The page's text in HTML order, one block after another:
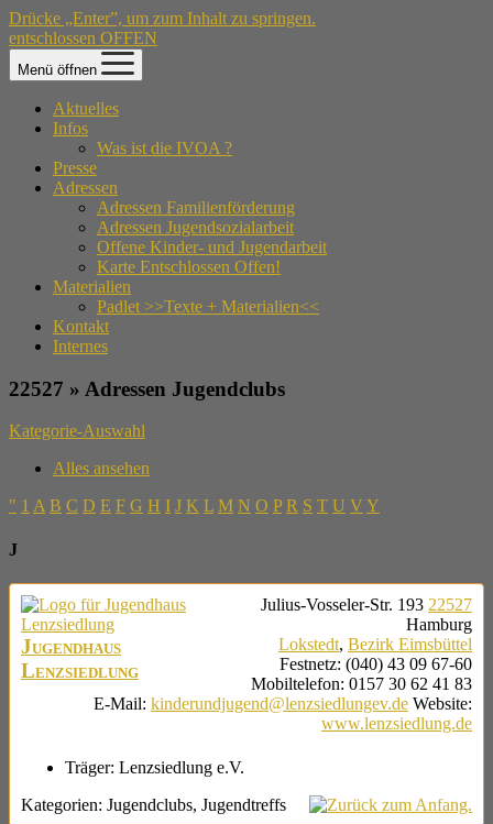
Drücke „Enter”, um zum Inhalt zu springen.
entschlossen OFFEN
Menü öffnen
Aktuelles
Infos
Was ist die IVOA ?
Presse
Adressen
Adressen Familienförderung
Adressen Jugendsozialarbeit
Offene Kinder- und Jugendarbeit
Karte Entschlossen Offen!
Materialien
Padlet >>Texte + Materialien<<
Kontakt
Internes
22527 » Adressen Jugendclubs
Kategorie-Auswahl
Alles ansehen
" 1 A B C D E F G H I J K L M N O P R S T U V Y
J
Jugendhaus
Lenzsiedlung
Julius-Vosseler-Str. 193 22527
Hamburg
Lokstedt, Bezirk Eimsbüttel
Festnetz: (040) 43 09 67-60
Mobiltelefon: 0157 30 62 41 83
E-Mail: kinderundjugend@lenzsiedlungev.de Website:
www.lenzsiedlung.de
Träger: Lenzsiedlung e.V.
Kategorien: Jugendclubs, Jugendtreffs